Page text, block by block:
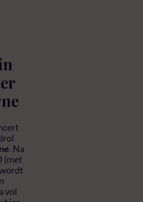
. Na
(met
vol